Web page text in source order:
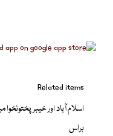
Related items
اسلام آباد اور
ہراس